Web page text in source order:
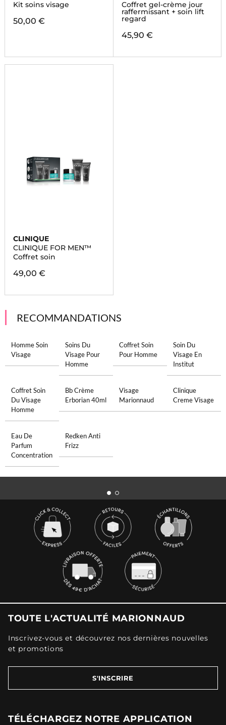
Kit soins visage
50,00 €
Coffret gel-crème jour
raffermissant + soin lift
regard
45,90 €
CLINIQUE
CLINIQUE FOR MEN™
Coffret soin
49,00 €
RECOMMANDATIONS
Homme Soin
Visage
Soins Du
Visage Pour
Homme
Coffret Soin
Pour Homme
Soin Du
Visage En
Institut
Coffret Soin
Du Visage
Homme
Bb Crème
Erborian 40ml
Visage
Marionnaud
Clinique
Creme Visage
Eau De
Parfum
Concentration
Redken Anti
Frizz
TOUTE L'ACTUALITÉ MARIONNAUD
Inscrivez-vous et découvrez nos dernières nouvelles
et promotions
S'INSCRIRE
TÉLÉCHARGEZ NOTRE APPLICATION